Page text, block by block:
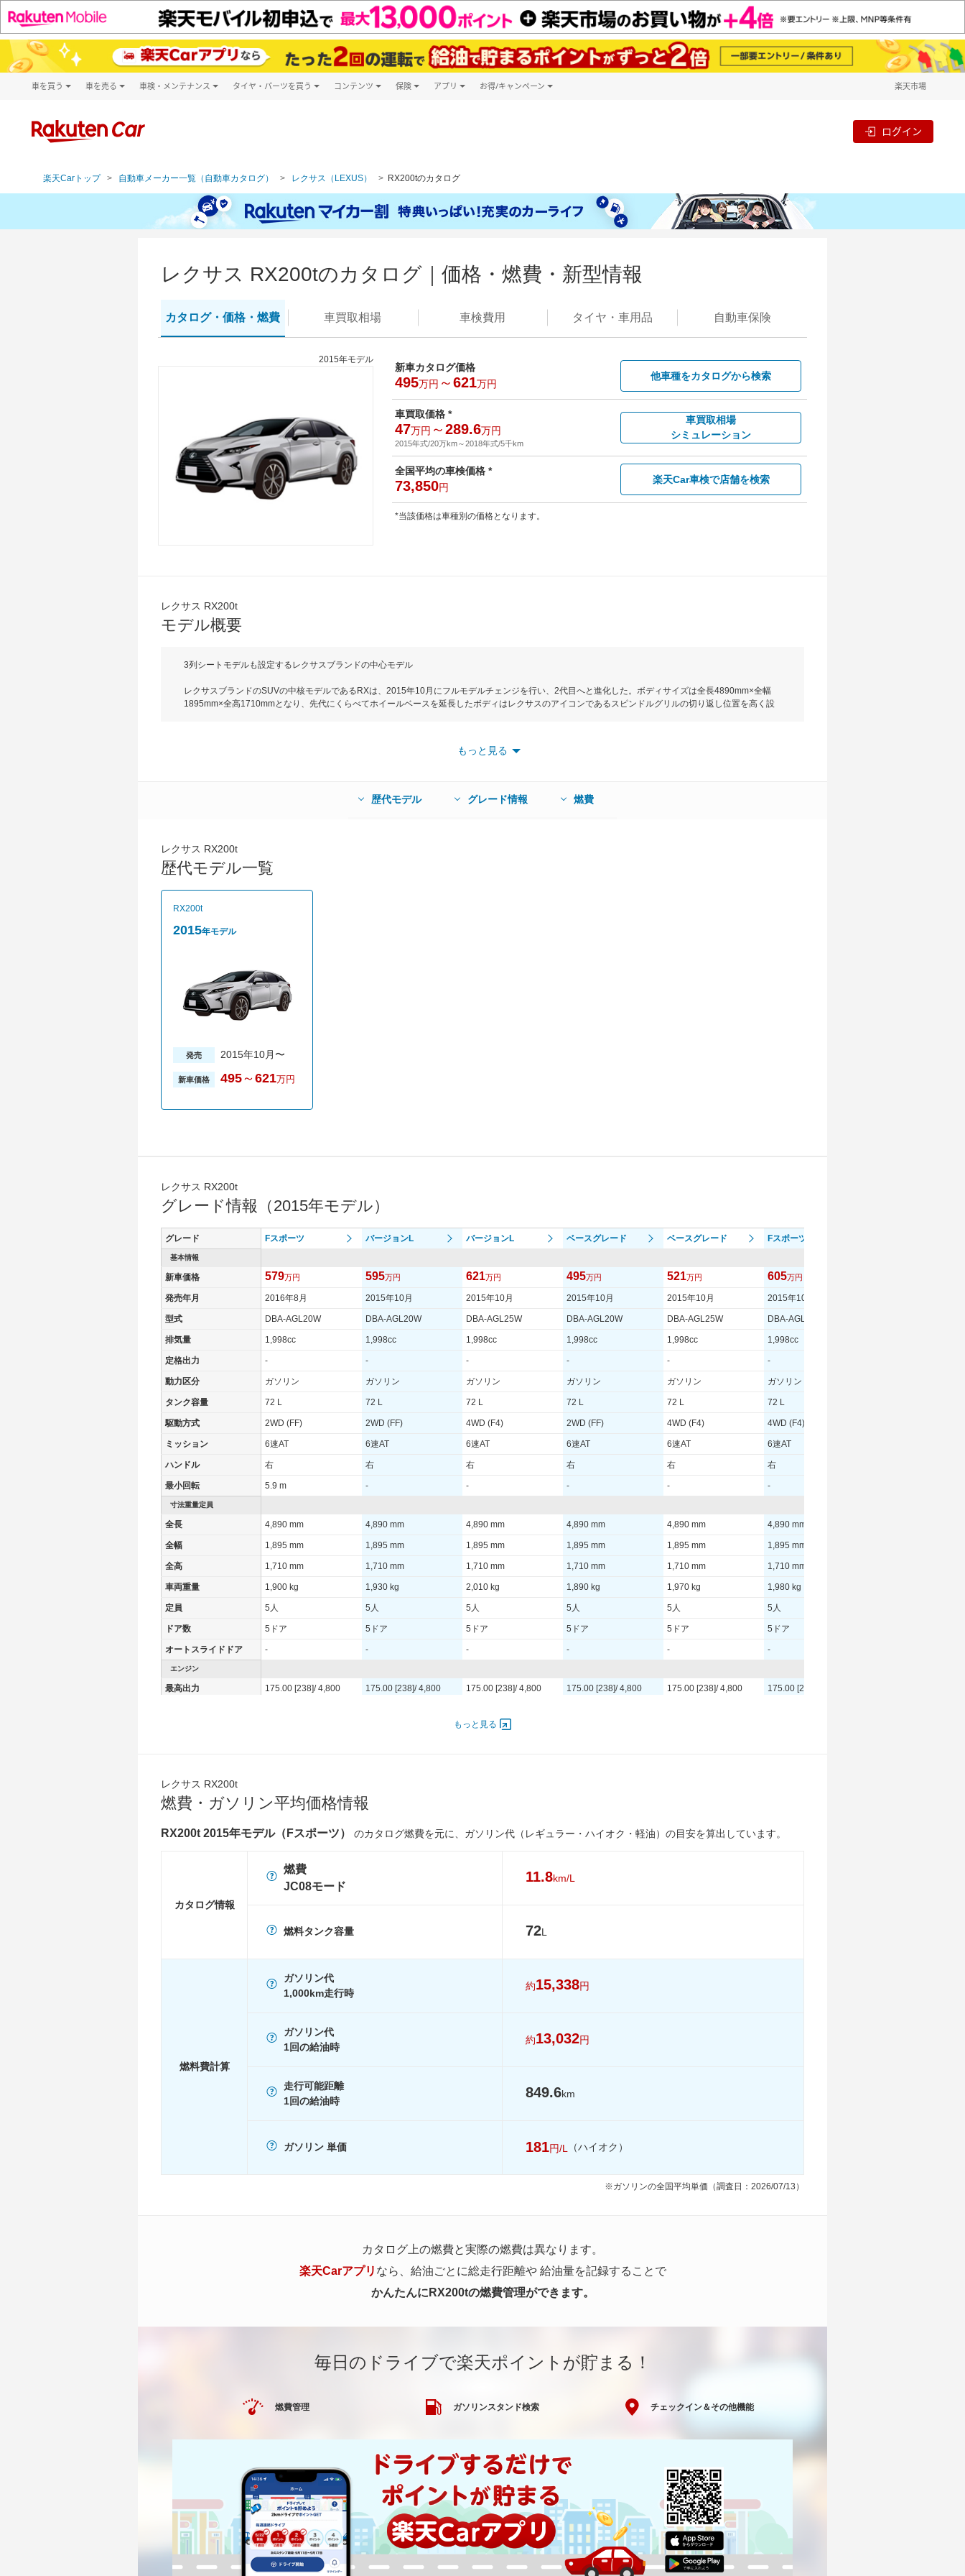
車を買う
新車
車を売る 車検・メンテナンス タイヤ・パーツを買う コンテンツ 保険 アプリ お得/キャンペーン 楽天市場
ログイン
楽天Carトップ 自動車メーカー一覧（自動車カタログ） レクサス（LEXUS） RX200tのカタログ
レクサス RX200tのカタログ｜価格・燃費・新型情報
カタログ・価格・燃費 車買取相場 車検費用 タイヤ・ 車用品 自動車保険
2015年モデル
新車カタログ価格
495万円 ～621万円
他車種をカタログから検索
車買取価格 *
47万円 ～289.6万円
2015年式/20万km～2018年式/5千km
車買取相場
シミュレーション
全国平均の車検価格 *
73,850円
楽天Car車検で店舗を検索
*当該価格は車種別の価格となります。
レクサス RX200t
モデル概要
3列シートモデルも設定するレクサスブランドの中心モデル
レクサスブランドのSUVの中核モデルであるRXは、2015年10月にフルモデルチェンジを行い、2代目へと進化した。ボディサイズは全長4890mm×全幅
1895mm×全高1710mmとなり、先代にくらべてホイールベースを延長したボディはレクサスのアイコンであるスピンドルグリルの切り返し位置を高く設
は2Lターボが6AT、ハイブリッドがCVTとなっている。駆動方式は4WDのみのFスポーツを除く全グレードで2WD（FF）と4WDを設定し、燃費性能は
システム＋」を装備。またペダルの踏み間違いによる衝突事故を緩和するインテリジェントクリアランスソーナーや駐車時に左右後方から接近している車
両を検知し、衝突の危険性があると自動的にブレーキ操作を行うリヤクロストラフィックオートブレーキをレクサスブランドとして初採用するなど充実し
ンジを行い、内外装の変更をはじめ乗り心地を向上させるためボディやサスペンションに改良を施している。また、運転支援システムでは新世代の「レク
サスセーフティシステム＋」を搭載。プリクラッシュセーフティの検知対象を昼間の自転車運転者や夜間の歩行者に拡大するなどアップデートされてい
る。さらに搭載されているマルチメディアシステムは新たにタッチディスプレイを採用するとともにスマートフォンとの連携が強化されている。そして
ている。（2020.7）
もっと見る
歴代モデル グレード情報 燃費
レクサス RX200t
歴代モデル一覧
RX200t
2015年モデル
発売 2015年10月〜
新車価格 495～ 621万円
レクサス RX200t
グレード情報（2015年モデル）
グレード Fスポーツ バージョンL バージョンL ベースグレード ベースグレード Fスポーツ
基本情報
新車価格 579万円 595万円 621万円 495万円 521万円 605万円
発売年月 2016年8月 2015年10月 2015年10月 2015年10月 2015年10月 2015年10月
型式 DBA-AGL20W DBA-AGL20W DBA-AGL25W DBA-AGL20W DBA-AGL25W DBA-AGL25W
排気量 1,998cc 1,998cc 1,998cc 1,998cc 1,998cc 1,998cc
定格出力 - - - - - -
動力区分 ガソリン ガソリン ガソリン ガソリン ガソリン ガソリン
タンク容量 72 L 72 L 72 L 72 L 72 L 72 L
駆動方式 2WD (FF) 2WD (FF) 4WD (F4) 2WD (FF) 4WD (F4) 4WD (F4)
ミッション 6速AT 6速AT 6速AT 6速AT 6速AT 6速AT
ハンドル 右 右 右 右 右 右
最小回転 5.9 m - - - - -
寸法重量定員
全長 4,890 mm 4,890 mm 4,890 mm 4,890 mm 4,890 mm 4,890 mm
全幅 1,895 mm 1,895 mm 1,895 mm 1,895 mm 1,895 mm 1,895 mm
全高 1,710 mm 1,710 mm 1,710 mm 1,710 mm 1,710 mm 1,710 mm
車両重量 1,900 kg 1,930 kg 2,010 kg 1,890 kg 1,970 kg 1,980 kg
定員 5人 5人 5人 5人 5人 5人
ドア数 5ドア 5ドア 5ドア 5ドア 5ドア 5ドア
オートスライドドア - - - - - -
エンジン
最高出力 175.00 [238]/ 4,800 175.00 [238]/ 4,800 175.00 [238]/ 4,800 175.00 [238]/ 4,800 175.00 [238]/ 4,800 175.00 [238]/ 4,800
TB
後輪サイズ
燃費
WLTC - - -
JC08
-
装備詳細を見る 装備詳細を見る 装備詳細を見る
もっと見る
レクサス RX200t
燃費・ガソリン平均価格情報
RX200t 2015年モデル（Fスポーツ） のカタログ燃費を元に、ガソリン代（レギュラー・ハイオク・軽油）の目安を算出しています。
カタログ情報
燃費
JC08モード
11.8km/L
燃料タンク容量 72L
燃料費計算
ガソリン代
1,000km走行時
約15,338円
ガソリン代
1回の給油時
約13,032円
走行可能距離
1回の給油時
849.6km
ガソリン 単価 181円/L （ハイオク）
※ガソリンの全国平均単価（調査日：2026/07/13）
カタログ上の燃費と実際の燃費は異なります。
楽天Carアプリ なら、給油ごとに総走行距離や給油量を記録することで
かんたんにRX200tの燃費管理ができます。
毎日のドライブで楽天ポイントが貯まる！
燃費管理 ガソリンスタンド検索 チェックイン＆その他機能